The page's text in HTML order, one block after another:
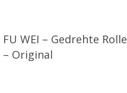
FU WEI – Gedrehte Rolle
– Original